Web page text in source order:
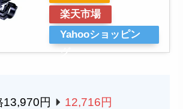
楽天市場
Yahooショッピン
グ
13,970円
12,716円